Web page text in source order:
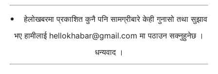
हेलोखबरमा प्रकाशित कुनै पनि सामग्रीबारे केही गुनासो तथा सुझाव
भए हामीलाई hellokhabar@gmail.com मा पठाउन सक्नुहुनेछ ।
धन्यवाद ।